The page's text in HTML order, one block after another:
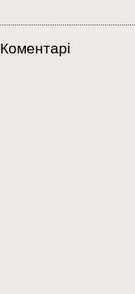
Коментарі